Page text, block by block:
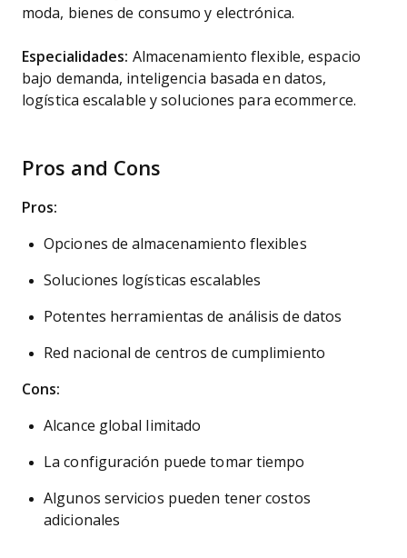
moda, bienes de consumo y electrónica.
Especialidades: Almacenamiento flexible, espacio
bajo demanda, inteligencia basada en datos,
logística escalable y soluciones para ecommerce.
Pros and Cons
Pros:
Opciones de almacenamiento flexibles
Soluciones logísticas escalables
Potentes herramientas de análisis de datos
Red nacional de centros de cumplimiento
Cons:
Alcance global limitado
La configuración puede tomar tiempo
Algunos servicios pueden tener costos
adicionales